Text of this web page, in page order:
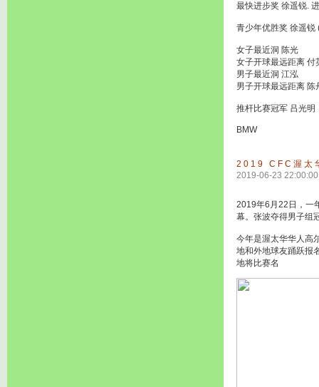
最快进步奖 徐遥锐.
青少年优胜奖 徐遥锐
女子最近洞 陈光
女子开球最远距离 付
男子最近洞 江泓
男子开球最远距离 陈
推杆比赛冠军 吕光明
BMW
2019 CFC渥太
2019-06-23 22:00:00
2019年6月22日，一
幕。张波夺得男子组
今年是渥太华华人高
地和外地球友踊跃报
地将比赛名